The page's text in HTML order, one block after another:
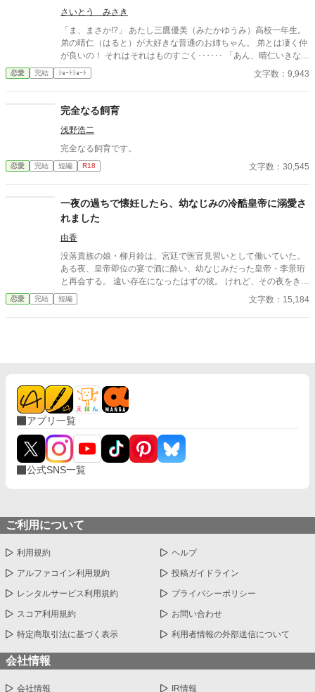
くない相手の正体は⁇ 作品はフィクションです。 本来の仕事内容
とは異なる描写があると思います。
さいとう みさき
「ま、まさか!?」 あたし三鷹優美（みたかゆうみ）高校一年生。
弟の晴仁（はると）が大好きな普通のお姉ちゃん。 弟とは凄く仲
が良いの！ それはそれはものすごく‥‥‥ 「あん、晴仁いきなり
そんなのお口に入らないよぉ～♡」 そんな関係のあたしたち。 で
もある日トイレであたしはアレが来そうなのになかなか来ないの
恋愛 完結 ｼｮｰﾄｼｮｰﾄ 文字数：9,943
完全なる飼育
浅野浩二
完全なる飼育です。
恋愛 完結 短編 R18 文字数：30,545
一夜の過ちで懐妊したら、幼なじみの冷酷皇帝に溺愛さ
れました
由香
没落貴族の娘・柳月鈴は、宮廷で医官見習いとして働いていた。
ある夜、皇帝即位の宴で酒に酔い、幼なじみだった皇帝・李景珩
と再会する。 遠い存在になったはずの彼。 けれど、その夜をきっ
かけに月鈴の運命は大きく動き出す。 冷酷と恐れられる皇帝が、
なぜか彼女だけには甘すぎて――。
恋愛 完結 短編 文字数：15,184
アプリ一覧
公式SNS一覧
ご利用について
利用規約 ヘルプ
アルファコイン利用規約 投稿ガイドライン
レンタルサービス利用規約 プライバシーポリシー
スコア利用規約 お問い合わせ
特定商取引法に基づく表示 利用者情報の外部送信について
会社情報
会社情報 IR情報